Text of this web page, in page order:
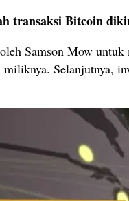
transaksi Bitcoin
Samson Mow untuk
Selanjutnya,